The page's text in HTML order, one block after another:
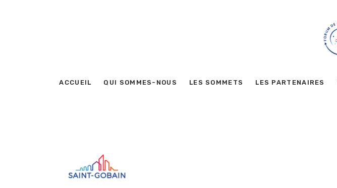
ACCUEIL QUI SOMMES-NOUS LES SOMMETS LES PARTENAIRES